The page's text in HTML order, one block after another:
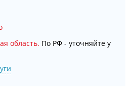
область. По РФ - уточняйте у